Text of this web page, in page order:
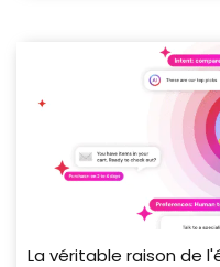
La véritable raison de